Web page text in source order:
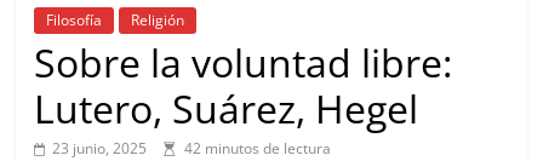
Filosofía Religión
Sobre la voluntad libre:
Lutero, Suárez, Hegel
23 junio, 2025 42 minutos de lectura